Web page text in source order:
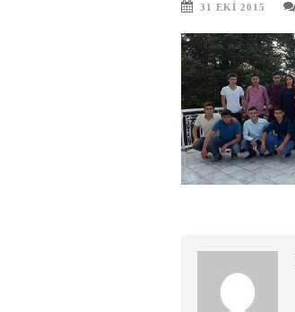
31 EKI 2015